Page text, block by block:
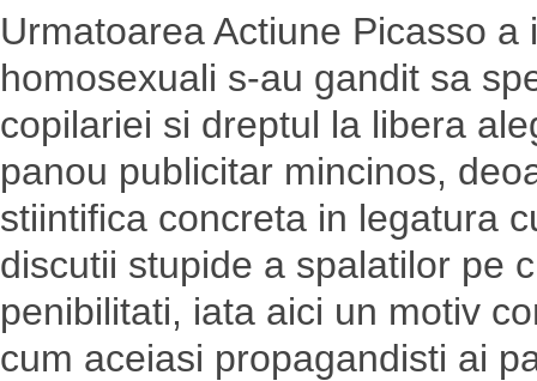
Urmatoarea Actiune Picasso
homosexuali s-au gandit sa
copilariei si dreptul la libera
panou publicitar mincinos,
stiintifica concreta in legatura
discutii stupide a spalatilor pe
penibilitati, iata aici un motiv
cum aceiasi propagandisti ai